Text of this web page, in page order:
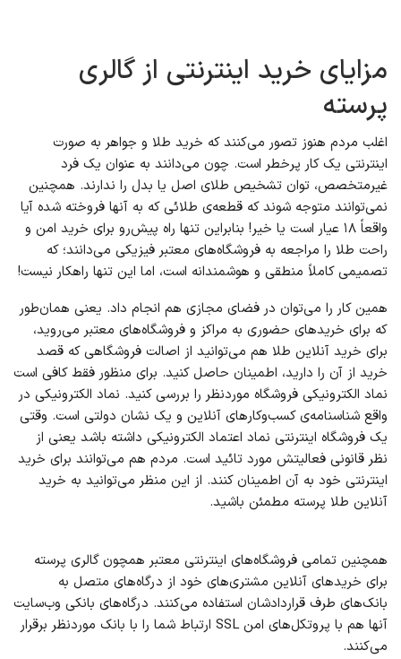
مزایای خرید اینترنتی از گالری
پرسته
اغلب مردم هنوز تصور می‌کنند که خرید طلا و جواهر به صورت
اینترنتی یک کار پرخطر است. چون می‌دانند به عنوان یک فرد
غیرمتخصص، توان تشخیص طلای اصل یا بدل را ندارند. همچنین
نمی‌توانند متوجه شوند که قطعه‌ی طلائی که به آنها فروخته شده آیا
واقعاً ۱۸ عیار است یا خیر! بنابراین تنها راه پیش‌رو برای خرید امن و
راحت طلا را مراجعه به فروشگاه‌های معتبر فیزیکی می‌دانند؛ که
تصمیمی کاملاً منطقی و هوشمندانه است، اما این تنها راهکار نیست!
همین کار را می‌توان در فضای مجازی هم انجام داد. یعنی همان‌طور
که برای خریدهای حضوری به مراکز و فروشگاه‌های معتبر می‌روید،
برای خرید آنلاین طلا هم می‌توانید از اصالت فروشگاهی که قصد
خرید از آن را دارید، اطمینان حاصل کنید. برای منظور فقط کافی است
نماد الکترونیکی فروشگاه موردنظر را بررسی کنید. نماد الکترونیکی در
واقع شناسنامه‌ی کسب‌وکارهای آنلاین و یک نشان دولتی است. وقتی
یک فروشگاه اینترنتی نماد اعتماد الكترونیكی داشته باشد یعنی از
نظر قانونی فعالیتش مورد تائید است. مردم هم می‌توانند برای خرید
اینترنتی خود به آن اطمینان کنند. از این منظر می‌توانید به خرید
آنلاین طلا پرسته مطمئن باشید.
همچنین تمامی فروشگاه‌های اینترنتی معتبر همچون گالری پرسته
برای خریدهای آنلاین مشتری‌های خود از درگاه‌های متصل به
بانک‌های طرف قراردادشان استفاده می‌کنند. درگاه‌های بانکی وب‌سایت
آنها هم با پروتکل‌های امن SSL ارتباط شما را با بانک موردنظر برقرار
می‌کنند.